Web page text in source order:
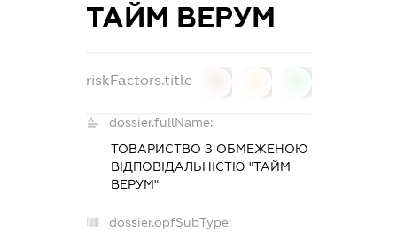
ТАЙМ ВЕРУМ
riskFactors.title
dossier.fullName:
ТОВАРИСТВО З ОБМЕЖЕНОЮ
ВІДПОВІДАЛЬНІСТЮ "ТАЙМ
ВЕРУМ"
dossier.opfSubType: